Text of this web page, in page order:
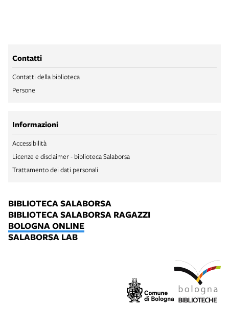
Contatti
Contatti della biblioteca
Persone
Informazioni
Accessibilità
Licenze e disclaimer - biblioteca Salaborsa
Trattamento dei dati personali
BIBLIOTECA SALABORSA
BIBLIOTECA SALABORSA RAGAZZI
BOLOGNA ONLINE
SALABORSA LAB